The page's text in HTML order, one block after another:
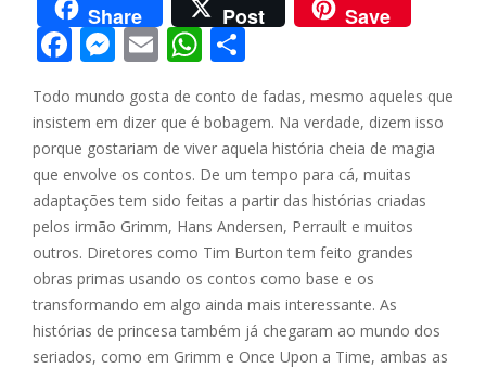
Share Post Save
F
e
b
o
o
k
M
ss
e
n
g
er
E
m
ai
l
W
h
at
s
A
p
p
h
ar
e
Todo mundo gosta de conto de fadas, mesmo aqueles que
insistem em dizer que é bobagem. Na verdade, dizem isso
porque gostariam de viver aquela história cheia de magia
que envolve os contos. De um tempo para cá, muitas
adaptações tem sido feitas a partir das histórias criadas
pelos irmão Grimm, Hans Andersen, Perrault e muitos
outros. Diretores como Tim Burton tem feito grandes
obras primas usando os contos como base e os
transformando em algo ainda mais interessante. As
histórias de princesa também já chegaram ao mundo dos
seriados, como em Grimm e Once Upon a Time, ambas as